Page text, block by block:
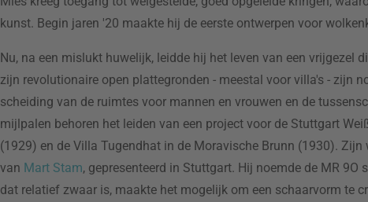
kunst. Begin jaren '20 maakte hij de eerste ontwerpen voor
Nu, na een mislukt huwelijk, leidde hij het leven van een
zijn revolutionaire open plattegronden - meestal voor villa's - zijn
scheiding van de ruimtes voor mannen en vrouwen en de
mijlpalen behoren het leiden van een project voor de Stuttgart
(1929) en de Villa Tugendhat in de Moravische Brunn (1930).
van Mart Stam, gepresenteerd in Stuttgart. Hij noemde de MR
dat relatief zwaar is, maakte het mogelijk om een schaarvorm te